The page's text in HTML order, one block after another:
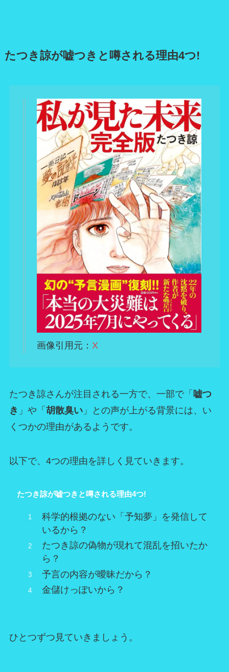
たつき諒が嘘つきと噂される理由4つ!
画像引用元： X
たつき諒さんが注目される一方で、一部で「 嘘つ
き 」や「 胡散臭い」との声が上がる背景には、い
くつかの理由があるようです。
以下で、4つの理由を詳しく見ていきます。
たつき諒が嘘つきと噂される理由4つ!
科学的根拠のない「予知夢」を発信して
いるから？
たつき諒の偽物が現れて混乱を招いたか
ら？
予言の内容が曖昧だから？
金儲けっぽいから？
ひとつずつ見ていきましょう。